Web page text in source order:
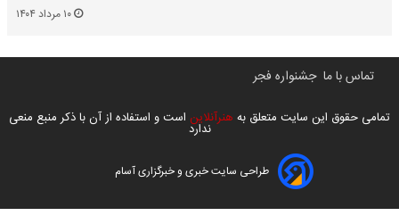
تماس با ما جشنواره فجر
تمامی حقوق این سایت متعلق به هنرآنلاین است و استفاده از آن با ذکر منبع منعی
ندارد
طراحی سایت خبری و خبرگزاری آسام